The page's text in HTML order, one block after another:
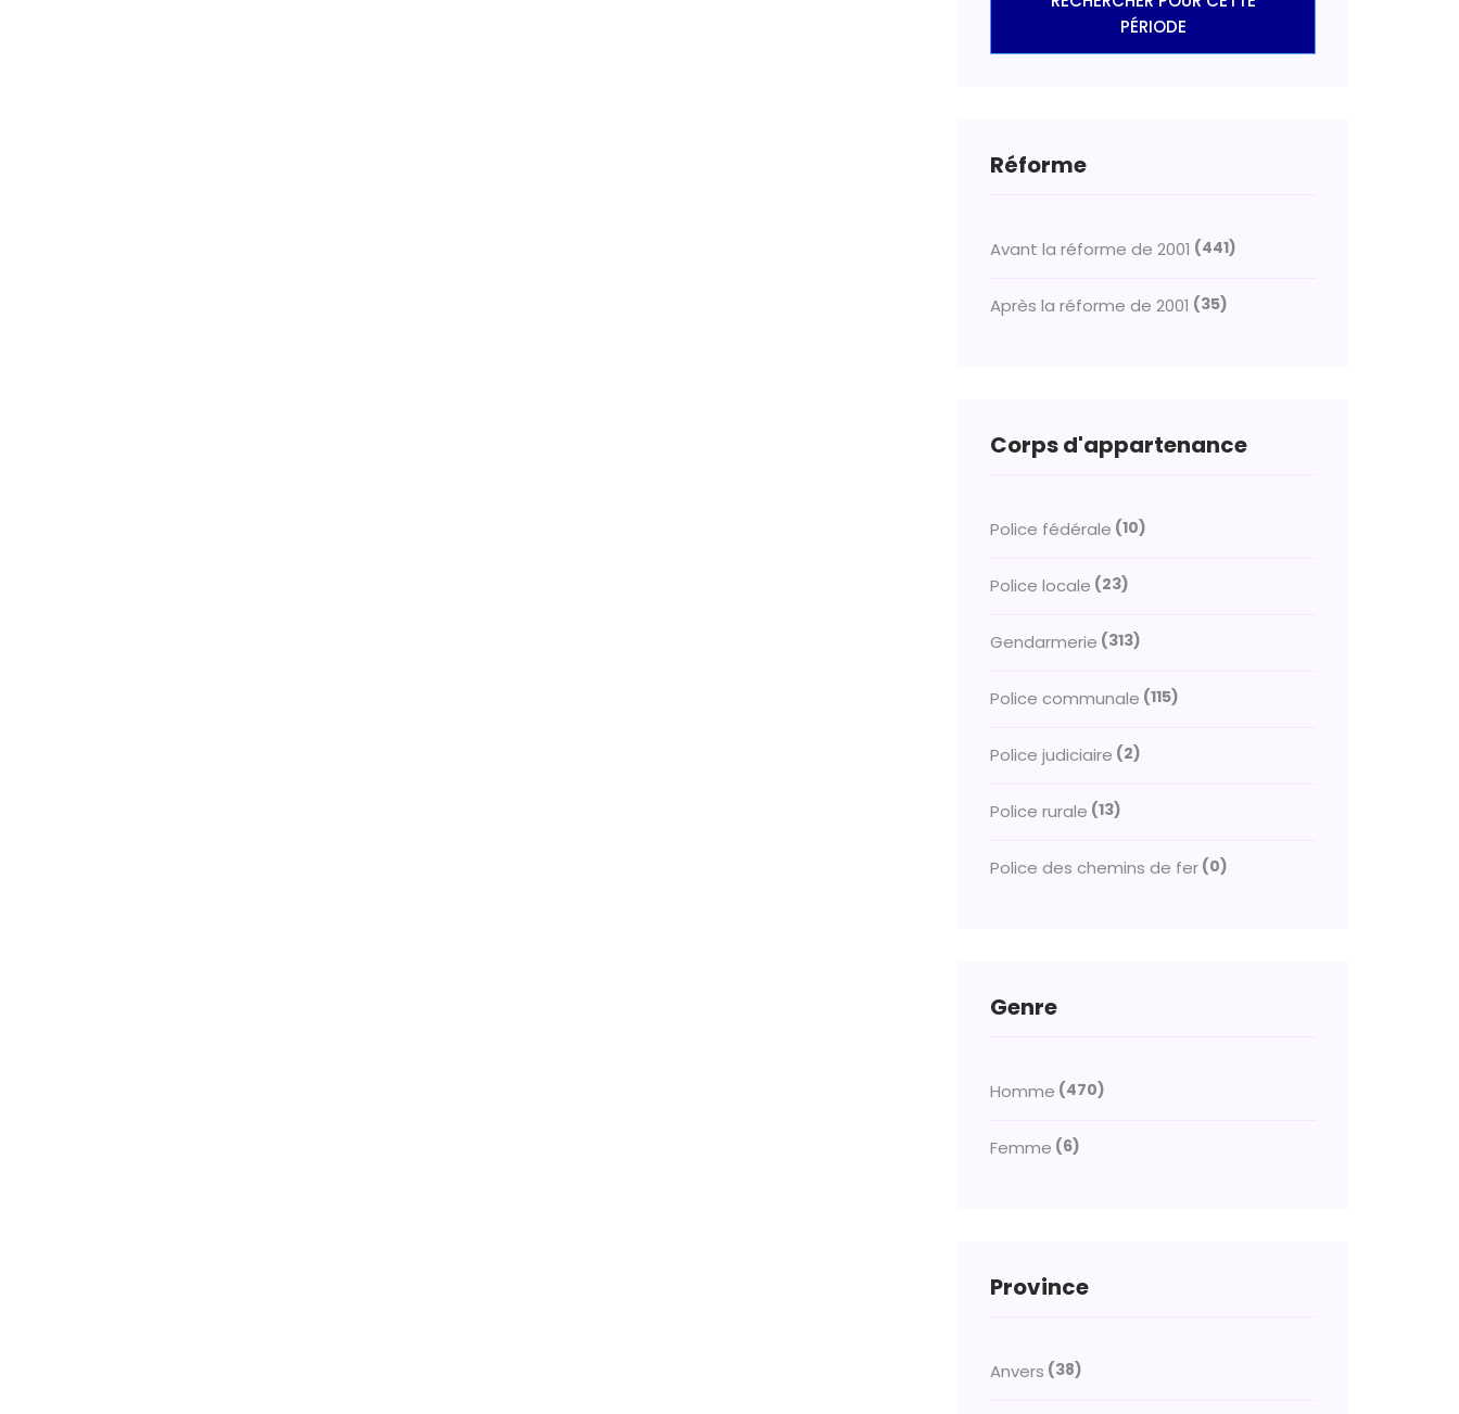
PÉRIODE
Réforme
Avant la réforme de 2001 (441)
Après la réforme de 2001 (35)
Corps d'appartenance
Police fédérale (10)
Police locale (23)
Gendarmerie (313)
Police communale (115)
Police judiciaire (2)
Police rurale (13)
Police des chemins de fer (0)
Genre
Homme (470)
Femme (6)
Province
Anvers (38)